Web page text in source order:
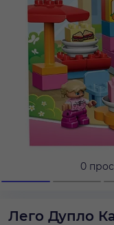
0
Лего Дупло